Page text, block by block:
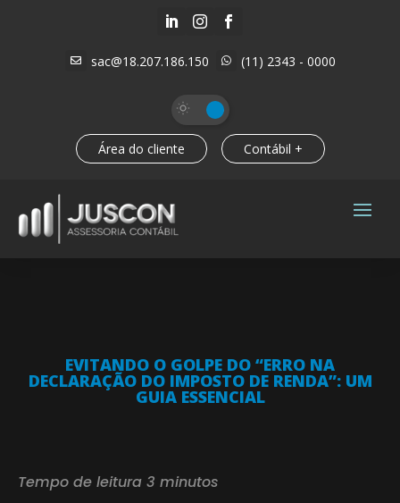
  
 sac@18.207.186.150  (11) 2343 - 0000
Área do cliente Contábil +
EVITANDO O GOLPE DO “ERRO NA
DECLARAÇÃO DO IMPOSTO DE RENDA”: UM
GUIA ESSENCIAL
Tempo de leitura 3 minutos